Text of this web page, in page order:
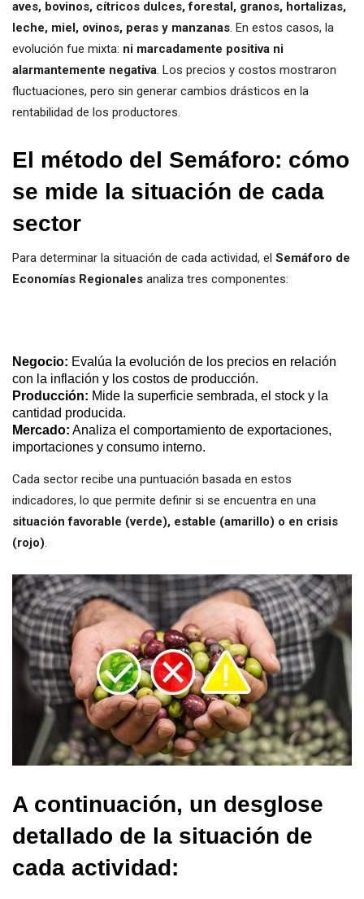
aves, bovinos, cítricos dulces, forestal, granos, hortalizas,
leche, miel, ovinos, peras y manzanas. En estos casos, la
evolución fue mixta: ni marcadamente positiva ni
alarmantemente negativa. Los precios y costos mostraron
fluctuaciones, pero sin generar cambios drásticos en la
rentabilidad de los productores.
El método del Semáforo: cómo
se mide la situación de cada
sector
Para determinar la situación de cada actividad, el Semáforo de
Economías Regionales analiza tres componentes:
Negocio: Evalúa la evolución de los precios en relación
con la inflación y los costos de producción.
Producción: Mide la superficie sembrada, el stock y la
cantidad producida.
Mercado: Analiza el comportamiento de exportaciones,
importaciones y consumo interno.
Cada sector recibe una puntuación basada en estos
indicadores, lo que permite definir si se encuentra en una
situación favorable (verde), estable (amarillo) o en crisis
(rojo).
A continuación, un desglose
detallado de la situación de
cada actividad: